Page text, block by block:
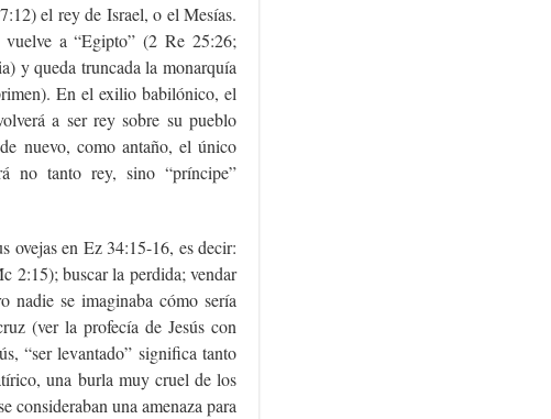
el rey de Israel, o el Mesías.
vuelve a “Egipto” (2 Re 25:26;
y queda truncada la monarquía
En el exilio babilónico, el
a ser rey sobre su pueblo
nuevo, como antaño, el único
no tanto rey, sino “príncipe”
ovejas en Ez 34:15-16, es decir:
2:15); buscar la perdida; vendar
nadie se imaginaba cómo sería
(ver la profecía de Jesús con
“ser levantado” significa tanto
una burla muy cruel de los
consideraban una amenaza para